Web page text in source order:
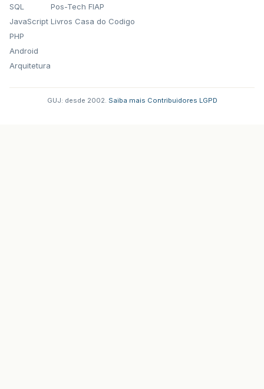
SQL
JavaScript
PHP
Android
Arquitetura
Pos-Tech FIAP
Livros Casa do Codigo
GUJ: desde 2002. Saiba mais Contribuidores LGPD